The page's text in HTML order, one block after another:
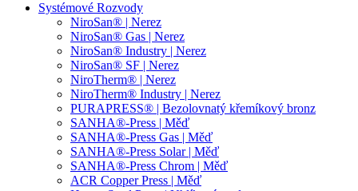
Systémové Rozvody
NiroSan® | Nerez
NiroSan® Gas | Nerez
NiroSan® Industry | Nerez
NiroSan® SF | Nerez
NiroTherm® | Nerez
NiroTherm® Industry | Nerez
PURAPRESS® | Bezolovnatý křemíkový bronz
SANHA®-Press | Měď
SANHA®-Press Gas | Měď
SANHA®-Press Solar | Měď
SANHA®-Press Chrom | Měď
ACR Copper Press | Měď